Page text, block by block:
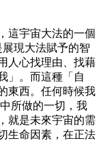
這宇宙大法的一個
現大法賦予的智
人心找理由、找藉
」。而這種「自
東西。任何時候我
所做的一切，我
就是未來宇宙的需
生命因素，在正法